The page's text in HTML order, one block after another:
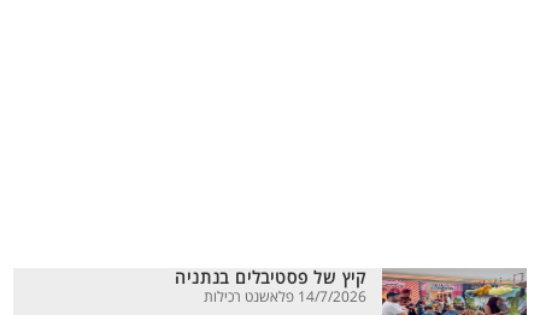
קיץ של פסטיבלים בנתניה
14/7/2026 פלאשנט רכילות